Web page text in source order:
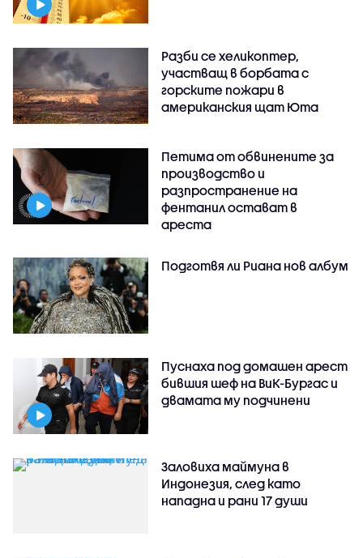
Разби се хеликоптер,
участващ в борбата с
горските пожари в
американския щат Юта
Петима от обвинените за
производство и
разпространение на
фентанил остават в
ареста
Подготвя ли Риана нов албум
Пуснаха под домашен арест
бившия шеф на ВиК-Бургас и
двамата му подчинени
Заловиха маймуна в
Индонезия, след като
нападна и рани 17 души